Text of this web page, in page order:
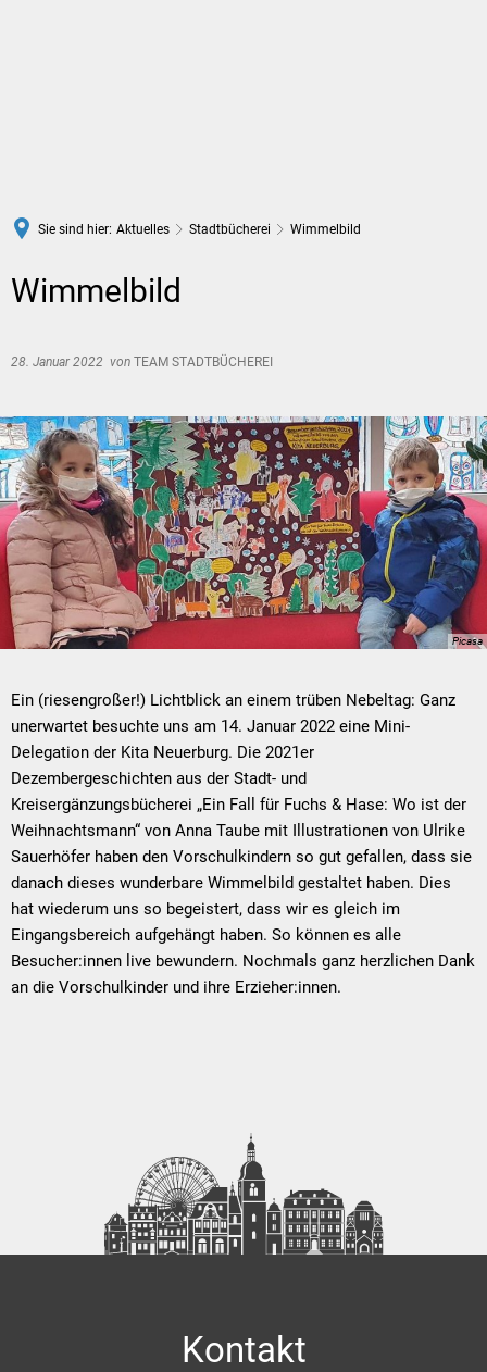
Sie sind hier: Aktuelles Stadtbücherei Wimmelbild
Wimmelbild
28. Januar 2022 von TEAM STADTBÜCHEREI
Picasa
Ein (riesengroßer!) Lichtblick an einem trüben Nebeltag: Ganz
unerwartet besuchte uns am 14. Januar 2022 eine Mini-
Delegation der Kita Neuerburg. Die 2021er
Dezembergeschichten aus der Stadt- und
Kreisergänzungsbücherei „Ein Fall für Fuchs & Hase: Wo ist der
Weihnachtsmann“ von Anna Taube mit Illustrationen von Ulrike
Sauerhöfer haben den Vorschulkindern so gut gefallen, dass sie
danach dieses wunderbare Wimmelbild gestaltet haben. Dies
hat wiederum uns so begeistert, dass wir es gleich im
Eingangsbereich aufgehängt haben. So können es alle
Besucher:innen live bewundern. Nochmals ganz herzlichen Dank
an die Vorschulkinder und ihre Erzieher:innen.
Kontakt